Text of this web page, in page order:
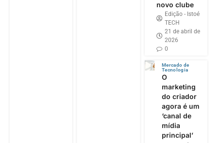
novo clube
Edição - Istoé
TECH
21 de abril de
2026
0
Mercado de
Tecnologia
O
marketing
do criador
agora é um
‘canal de
mídia
principal’